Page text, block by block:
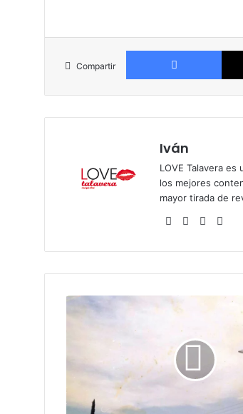
Compartir
Facebook
Iván
LOVE Talavera
los mejores
mayor tirada de
Siti
we
b
Fa
bo
ok
X
ra
m
v
a